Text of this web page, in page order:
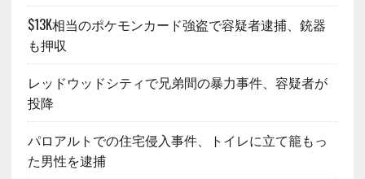
$13K相当のポケモンカード強盗で容疑者逮捕、銃器
も押収
レッドウッドシティで兄弟間の暴力事件、容疑者が
投降
パロアルトでの住宅侵入事件、トイレに立て籠もっ
た男性を逮捕